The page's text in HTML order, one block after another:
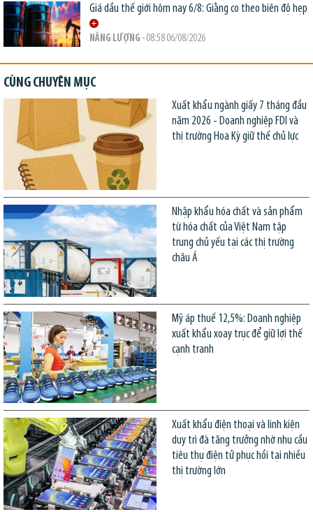
Giá dầu thế giới hôm nay 6/8: Giằng co theo biên độ hẹp
NĂNG LƯỢNG - 08:58 06/08/2026
CÙNG CHUYÊN MỤC
Xuất khẩu ngành giấy 7 tháng đầu
năm 2026 - Doanh nghiệp FDI và
thị trường Hoa Kỳ giữ thế chủ lực
Nhập khẩu hóa chất và sản phẩm
từ hóa chất của Việt Nam tập
trung chủ yếu tại các thị trường
châu Á
Mỹ áp thuế 12,5%: Doanh nghiệp
xuất khẩu xoay trục để giữ lợi thế
cạnh tranh
Xuất khẩu điện thoại và linh kiện
duy trì đà tăng trưởng nhờ nhu cầu
tiêu thụ điện tử phục hồi tại nhiều
thị trường lớn